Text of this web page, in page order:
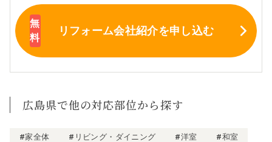
リフォーム会社紹介を申し込む
広島県で他の対応部位から探す
#家全体 #リビング・ダイニング #洋室
#和室